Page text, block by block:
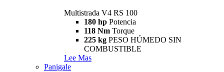
Multistrada V4 RS 100
180 hp Potencia
118 Nm Torque
225 kg PESO HÚMEDO SIN
COMBUSTIBLE
Lee Mas
Panigale